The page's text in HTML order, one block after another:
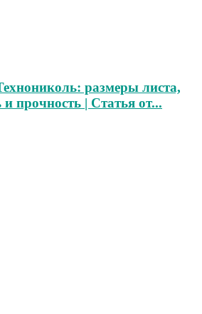
размеры листа,
и прочность | Статья от...